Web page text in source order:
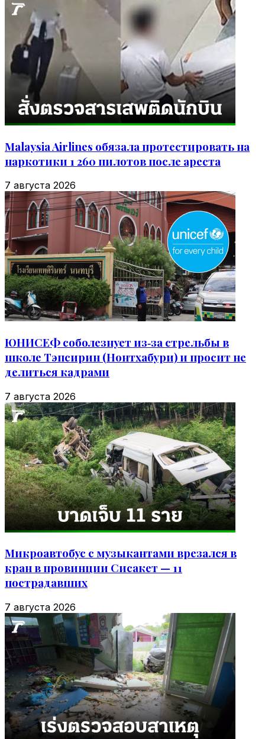
Malaysia Airlines обязала протестировать на
наркотики 1 260 пилотов после ареста
7 августа 2026
ЮНИСЕФ соболезнует из‑за стрельбы в
школе Тэпсирин (Нонтхабури) и просит не
делиться кадрами
7 августа 2026
Микроавтобус с музыкантами врезался в
кран в провинции Сисакет — 11
пострадавших
7 августа 2026